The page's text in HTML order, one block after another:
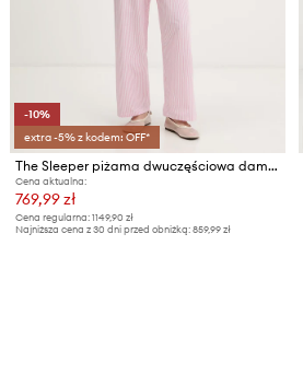
-10%
extra -5% z kodem: OFF*
The Sleeper piżama dwuczęściowa damska bawełniana
Cena aktualna:
769,99 zł
Cena regularna: 1149,90 zł
Najniższa cena z 30 dni przed obniżką: 859,99 zł